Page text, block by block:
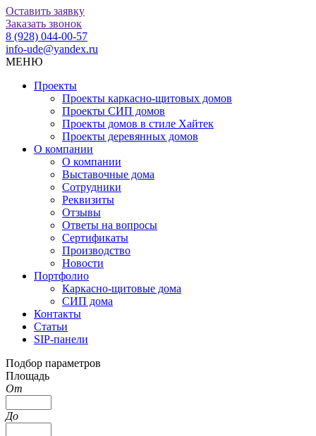
Оставить заявку
Заказать звонок
8 (928) 044-00-57
info-ude@yandex.ru
МЕНЮ
Проекты
Проекты каркасно-щитовых домов
Проекты СИП домов
Проекты домов в стиле Хайтек
Проекты деревянных домов
О компании
О компании
Выставочные дома
Сотрудники
Реквизиты
Отзывы
Ответы на вопросы
Сертификаты
Производство
Новости
Портфолио
Каркасно-щитовые дома
СИП дома
Контакты
Статьи
SIP-панели
Подбор параметров
Площадь
От
До